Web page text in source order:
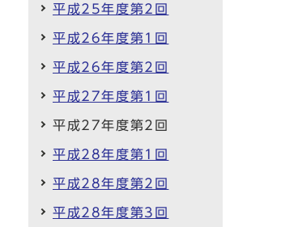
平成25年度第2回
平成26年度第1回
平成26年度第2回
平成27年度第1回
平成27年度第2回
平成28年度第1回
平成28年度第2回
平成28年度第3回